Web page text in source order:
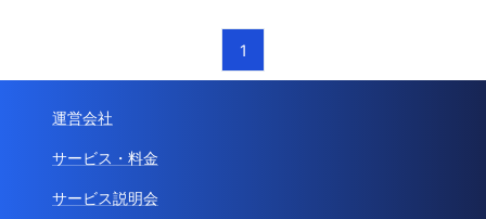
1
運営会社
サービス・料金
サービス説明会